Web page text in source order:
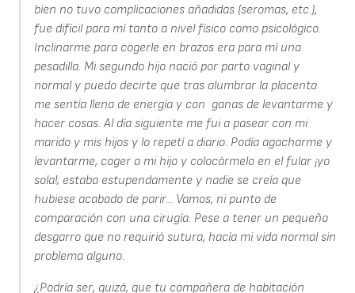
bien no tuvo complicaciones añadidas (seromas, etc.),
fue difícil para mí tanto a nivel físico como psicológico.
Inclinarme para cogerle en brazos era para mí una
pesadilla. Mi segundo hijo nació por parto vaginal y
normal y puedo decirte que tras alumbrar la placenta
me sentía llena de energía y con ganas de levantarme y
hacer cosas. Al día siguiente me fui a pasear con mi
marido y mis hijos y lo repetí a diario. Podía agacharme y
levantarme, coger a mi hijo y colocármelo en el fular ¡yo
sola!; estaba estupendamente y nadie se creía que
hubiese acabado de parir... Vamos, ni punto de
comparación con una cirugía. Pese a tener un pequeño
desgarro que no requirió sutura, hacía mi vida normal sin
problema alguno.
¿Podría ser, quizá, que tu compañera de habitación